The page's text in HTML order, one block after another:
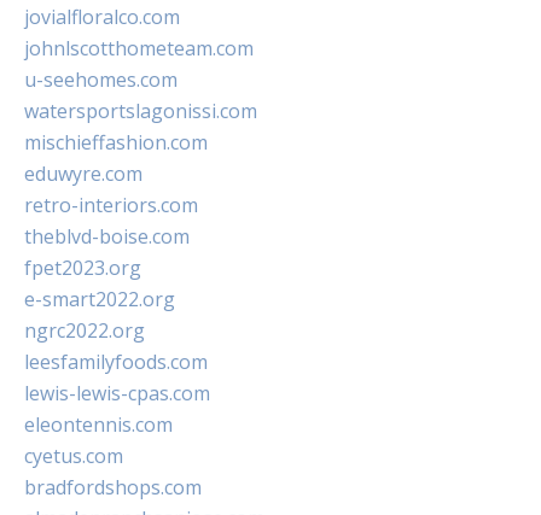
jovialfloralco.com
johnlscotthometeam.com
u-seehomes.com
watersportslagonissi.com
mischieffashion.com
eduwyre.com
retro-interiors.com
theblvd-boise.com
fpet2023.org
e-smart2022.org
ngrc2022.org
leesfamilyfoods.com
lewis-lewis-cpas.com
eleontennis.com
cyetus.com
bradfordshops.com